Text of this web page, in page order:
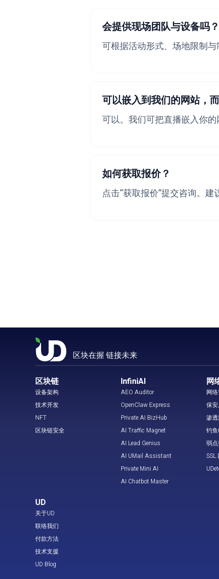
会提供现场团队与设备吗？
可根据活动形式、场地限制
可以嵌入到我们的网站，
可以。我们可把直播嵌入你
如何获取报价？
点击“获取报价”提交咨询。
区块在握 链接未来
区块链
设备架构
技术开发
NFT
区块链安全
InfiniAI
AEO Auditor
OpenClaw Express
Private AI BizHub
AI Traffic Magnet
AI Lead Genius
AI UMail Assistant
Private Mini AI
AI Chatbot Master
网
网
保
渗
钓
弱
SSL
UD
关于UD
联络我们
付款方法
技术支援
UD Blog